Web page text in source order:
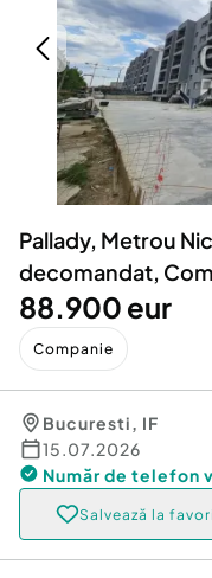
Servicii
Animale de
Afaceri și
Inchiriere Bunuri si
Utilaje agricole si
Piese auto si
Dacia Duster
Pallady, Metrou
decomandat,
88.900 eur
Companie
Bucuresti, IF
15.07.2026
Număr de telefon
Salvează la